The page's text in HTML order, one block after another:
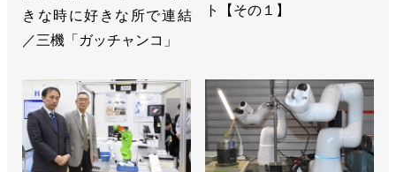
きな時に好きな所で連結
／三機「ガッチャンコ」
ト【その１】